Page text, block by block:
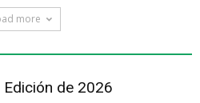
more
Edición de 2026